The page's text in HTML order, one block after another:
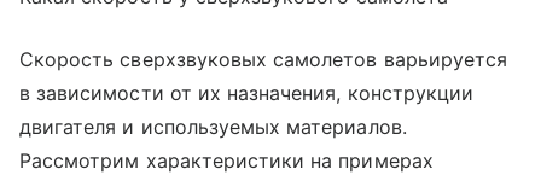
Скорость сверхзвуковых самолетов варьируется
в зависимости от их назначения, конструкции
двигателя и используемых материалов.
Рассмотрим характеристики на примерах